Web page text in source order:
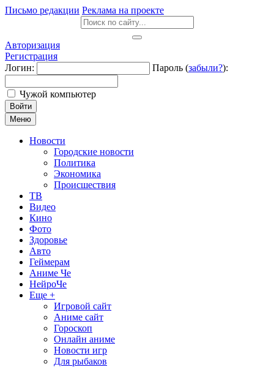
Письмо редакции Реклама на проекте
Авторизация
Регистрация
Логин:
Пароль (забыли?):
Чужой компьютер
Войти
Меню
Новости
Городские новости
Политика
Экономика
Происшествия
ТВ
Видео
Кино
Фото
Здоровье
Авто
Геймерам
Аниме Че
НейроЧе
Еще +
Игровой сайт
Аниме сайт
Гороскоп
Онлайн аниме
Новости игр
Для рыбаков